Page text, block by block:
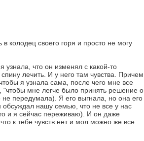
колодец своего горя и просто не могу
что он изменял с какой-то
лечить. И у него там чувства. Причем
я узнала сама, после чего мне все
"чтобы мне легче было принять решение о
не передумала). Я его выгнала, но она его
нашу семью, что не все у нас
и я сейчас переживаю). И он даже
к тебе чувств нет и мол можно же все